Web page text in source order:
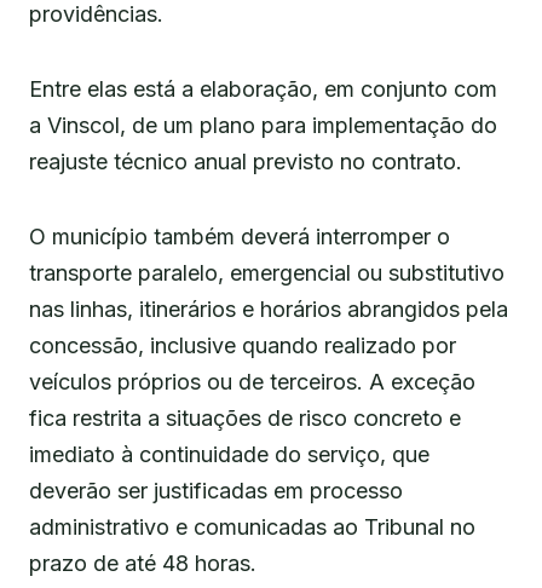
providências.
Entre elas está a elaboração, em conjunto com
a Vinscol, de um plano para implementação do
reajuste técnico anual previsto no contrato.
O município também deverá interromper o
transporte paralelo, emergencial ou substitutivo
nas linhas, itinerários e horários abrangidos pela
concessão, inclusive quando realizado por
veículos próprios ou de terceiros. A exceção
fica restrita a situações de risco concreto e
imediato à continuidade do serviço, que
deverão ser justificadas em processo
administrativo e comunicadas ao Tribunal no
prazo de até 48 horas.